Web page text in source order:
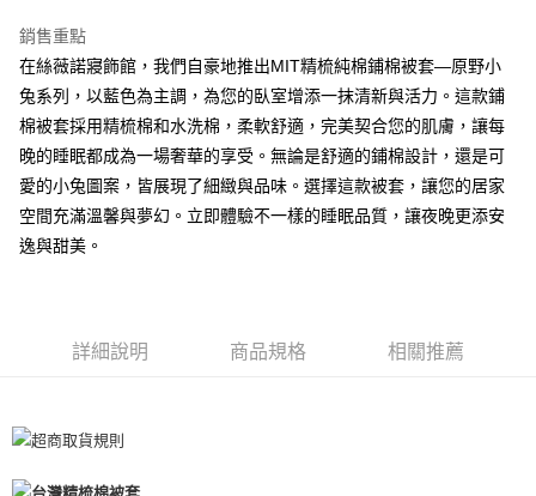
離島-全家取貨付款
每筆NT$60
付款後全家取貨
7-11取貨付款
每筆NT$60
付款後7-11取貨
每筆NT$100，滿NT$1,500(含以上)免運費
銷售重點
在絲薇諾寢飾館，我們自豪地推出MIT精梳純棉鋪棉被套—原野小
兔系列，以藍色為主調，為您的臥室增添一抹清新與活力。這款鋪
棉被套採用精梳棉和水洗棉，柔軟舒適，完美契合您的肌膚，讓每
晚的睡眠都成為一場奢華的享受。無論是舒適的鋪棉設計，還是可
愛的小兔圖案，皆展現了細緻與品味。選擇這款被套，讓您的居家
空間充滿溫馨與夢幻。立即體驗不一樣的睡眠品質，讓夜晚更添安
逸與甜美。
詳細說明 商品規格 相關推薦